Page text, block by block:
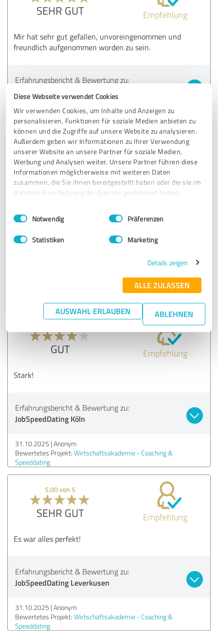
Diese Webseite verwendet Cookies
Wir verwenden Cookies, um Inhalte und Anzeigen zu
personalisieren, Funktionen für soziale Medien anbieten zu
können und die Zugriffe auf unsere Website zu analysieren.
Außerdem geben wir Informationen zu Ihrer Verwendung
unserer Website an unsere Partner für soziale Medien,
Werbung und Analysen weiter. Unsere Partner führen diese
Informationen möglicherweise mit weiteren Daten
zusammen, die Sie ihnen bereitgestellt haben oder die sie im
Rahmen Ihrer Nutzung der Dienste gesammelt haben.
Impressum Datenschutzbestimmungen
Einwilligungsauswahl
Notwendig Präferenzen
Statistiken Marketing
Details zeigen
ALLE ZULASSEN
AUSWAHL ERLAUBEN ABLEHNEN
SEHR GUT Empfehlung
Mir hat sehr gut gefallen, unvoreingenommen und
freundlich aufgenommen worden zu sein.
Erfahrungsbericht & Bewertung zu:
JobSpeedDating Leverkusen
05.11.2025 Anonym
Bewertetes Projekt:Wirtschaftsakademie - Coaching &
Speeddating
5,00 von 5
SEHR GUT Empfehlung
Erfahrungsbericht & Bewertung zu:
Wirtschaftsakademie - Coaching &
GUT Empfehlung
Stark!
Erfahrungsbericht & Bewertung zu:
JobSpeedDating Köln
31.10.2025 Anonym
Bewertetes Projekt: Wirtschaftsakademie - Coaching &
Speeddating
5,00 von 5
SEHR GUT Empfehlung
Es war alles perfekt!
Erfahrungsbericht & Bewertung zu:
JobSpeedDating Leverkusen
31.10.2025 Anonym
Bewertetes Projekt: Wirtschaftsakademie - Coaching &
Speeddating